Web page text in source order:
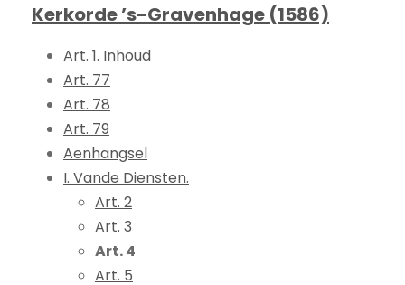
Kerkorde ’s-Gravenhage (1586)
Art. 1. Inhoud
Art. 77
Art. 78
Art. 79
Aenhangsel
I. Vande Diensten.
Art. 2
Art. 3
Art. 4
Art. 5